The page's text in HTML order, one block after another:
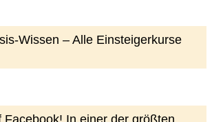
Wissen – Alle Einsteigerkurse
Facebook! In einer der größten